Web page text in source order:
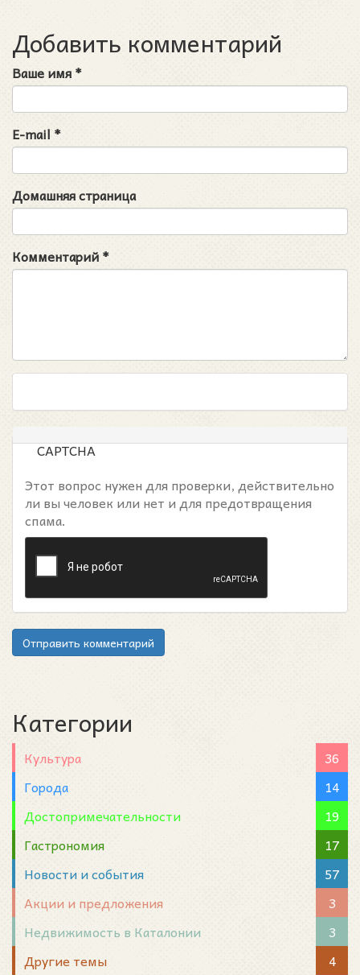
Добавить комментарий
Ваше имя*
E-mail *
Домашняя страница
Комментарий*
CAPTCHA
Этот вопрос нужен для проверки, действительно
ли вы человек или нет и для предотвращения
спама.
Отправить комментарий
Категории
Культура
36
Города
14
Достопримечательности
19
Гастрономия
17
Новости и события
57
Акции и предложения
3
Недвижимость в Каталонии
3
Другие темы
4